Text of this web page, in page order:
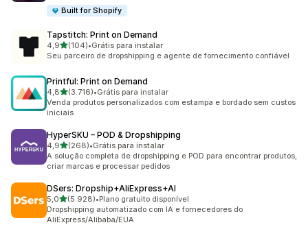
Built for Shopify
Tapstitch: Print on Demand
4,9de 5 estrelas
(104)
104 avaliações ao todo
•Grátis para instalar
Seu parceiro de dropshipping e agente de fornecimento confiável
Printful: Print on Demand
4,8de 5 estrelas
(3.716)
3716 avaliações ao todo
•Grátis para instalar
Venda produtos personalizados com estampa e bordado sem custos
iniciais
HyperSKU – POD & Dropshipping
4,9de 5 estrelas
(268)
268 avaliações ao todo
•Grátis para instalar
A solução completa de dropshipping e POD para encontrar produtos,
criar marcas e processar pedidos
DSers: Dropship+AliExpress+AI
5,0de 5 estrelas
(5.928)
5928 avaliações ao todo
•Plano gratuito disponível
Dropshipping automatizado com IA e fornecedores do
AliExpress/Alibaba/EUA